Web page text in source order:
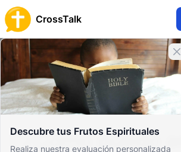
CrossTalk
Descubre tus Frutos Espirituales
Realiza nuestra evaluación personalizada
Inicio
Archivo de Preguntas
Bienestar Personal y Emocional
Salud Emocional
¿Cómo puedo animar y apoyar a
¿Cómo puedo